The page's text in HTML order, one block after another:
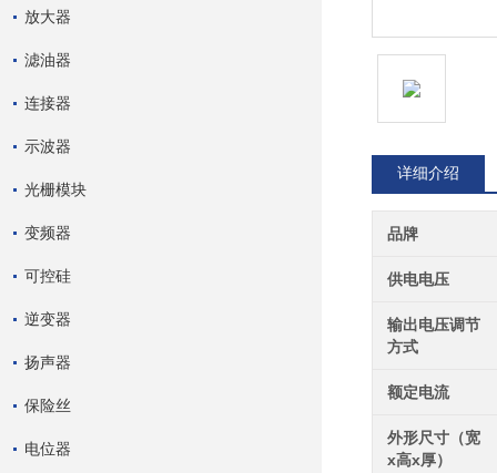
放大器
滤油器
连接器
示波器
光栅模块
变频器
可控硅
逆变器
扬声器
保险丝
电位器
详细介绍
品牌
供电电压
输出电压调节
方式
额定电流
外形尺寸（宽
x高x厚）